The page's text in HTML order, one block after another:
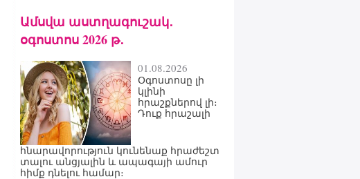
Ամսվա աստղագուշակ․
օգոստոս 2026 թ․
01.08.2026
Օգոստոսը լի
կլինի
հրաշքներով լի։
Դուք հրաշալի
հնարավորություն կունենաք հրաժեշտ
տալու անցյալին և ապագայի ամուր
հիմք դնելու համար։